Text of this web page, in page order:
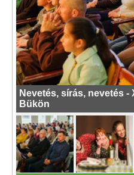
Nevetés, sírás, nevetés -
Bükön